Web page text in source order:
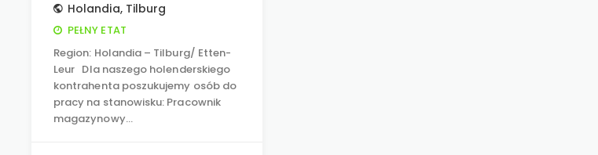
Holandia, Tilburg
PEŁNY ETAT
Region: Holandia – Tilburg/ Etten-
Leur Dla naszego holenderskiego
kontrahenta poszukujemy osób do
pracy na stanowisku: Pracownik
magazynowy…